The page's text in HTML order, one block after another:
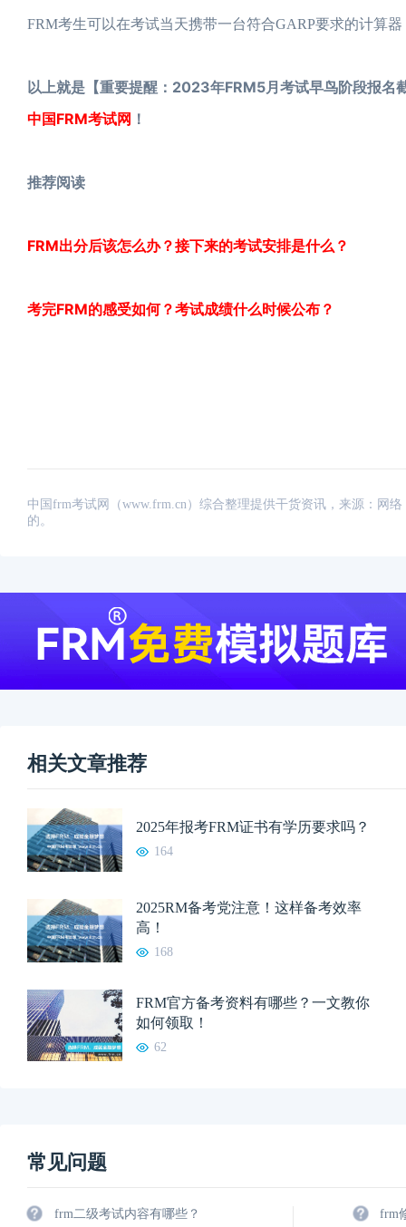
FRM考生可以在考试当天携带一台符合GARP要求的计算
以上就是【重要提醒：2023年FRM5月考试早鸟阶段报名
中国FRM考试网 ！
推荐阅读
FRM出分后该怎么办？接下来的考试安排是什么？
考完FRM的感受如何？考试成绩什么时候公布？
中国frm考试网（www.frm.cn）综合整理提供干货资讯，来源：网
的。
相关文章推荐
2025年报考FRM证书有学历要求吗？
164
2025RM备考党注意！这样备考效率
高！
168
FRM官方备考资料有哪些？一文教你
如何领取！
62
常见问题
frm二级考试内容有哪些？ frm